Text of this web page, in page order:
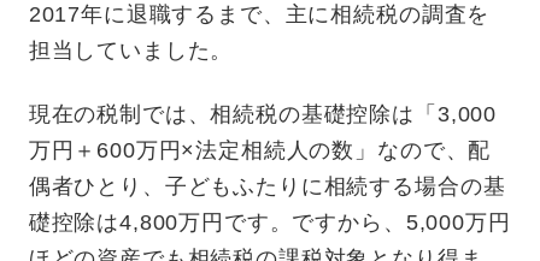
2017年に退職するまで、主に相続税の調査を
担当していました。
現在の税制では、相続税の基礎控除は「3,000
万円＋600万円×法定相続人の数」なので、配
偶者ひとり、子どもふたりに相続する場合の基
礎控除は4,800万円です。ですから、5,000万円